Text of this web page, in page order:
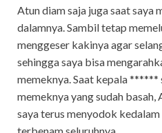
Atun diam saja juga saat saya
dalamnya. Sambil tetap
menggeser kakinya agar
sehingga saya bisa
memeknya. Saat kepala ******
memeknya yang sudah
saya terus menyodok